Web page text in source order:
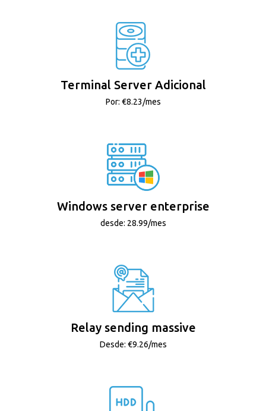
Terminal Server Adicional
Por: €8.23/mes
Windows server enterprise
desde: 28.99/mes
Relay sending massive
Desde: €9.26/mes